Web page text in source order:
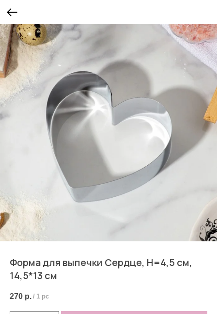
Форма для выпечки Сердце, H=4,5 см,
14,5*13 см
270 р. / 1 pc